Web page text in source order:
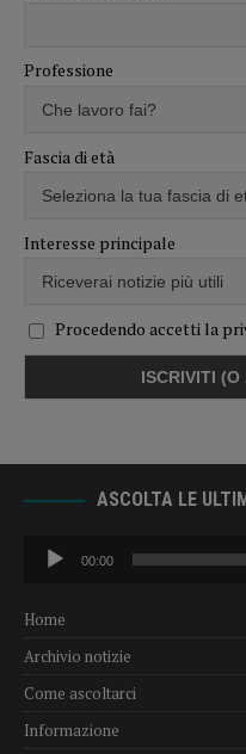
Professione
Fascia di età
Interesse principale
Procedendo accetti la
ASCOLTA LE
Audio
Player
00:00
Home
Archivio notizie
Come ascoltarci
Informazione